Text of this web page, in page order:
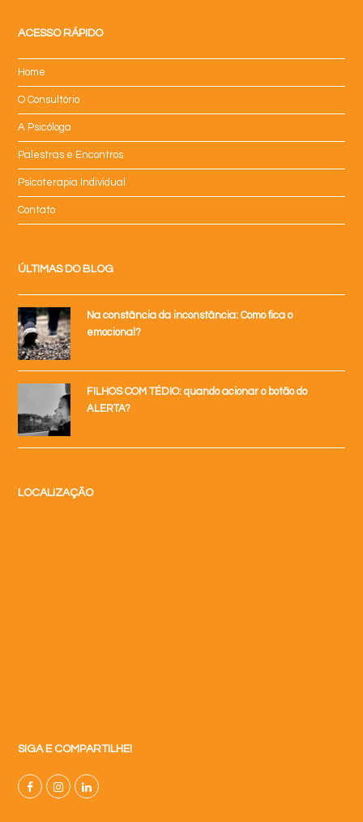
ACESSO RÁPIDO
Home
O Consultório
A Psicóloga
Palestras e Encontros
Psicoterapia Individual
Contato
ÚLTIMAS DO BLOG
Na constância da inconstância: Como fica o
emocional?
FILHOS COM TÉDIO: quando acionar o botão do
ALERTA?
LOCALIZAÇÃO
SIGA E COMPARTILHE!